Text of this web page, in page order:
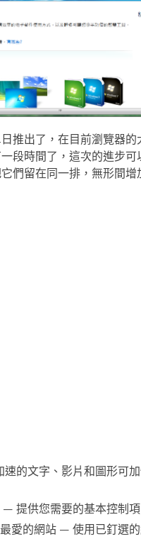
推出了，在目前瀏覽器
段時間了，這次的進步
們留在同一排，無形間
的文字、影片和圖形可
提供您需要的基本控制
愛的網站 — 使用已釘選